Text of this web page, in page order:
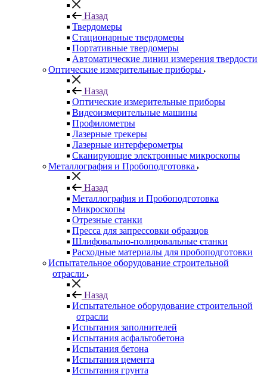
Назад
Твердомеры
Стационарные твердомеры
Портативные твердомеры
Автоматические линии измерения твердости
Оптические измерительные приборы
Назад
Оптические измерительные приборы
Видеоизмерительные машины
Профилометры
Лазерные трекеры
Лазерные интерферометры
Сканирующие электронные микроскопы
Металлография и Пробоподготовка
Назад
Металлография и Пробоподготовка
Микроскопы
Отрезные станки
Пресса для запрессовки образцов
Шлифовально-полировальные станки
Расходные материалы для пробоподготовки
Испытательное оборудование строительной
отрасли
Назад
Испытательное оборудование строительной
отрасли
Испытания заполнителей
Испытания асфальтобетона
Испытания бетона
Испытания цемента
Испытания грунта